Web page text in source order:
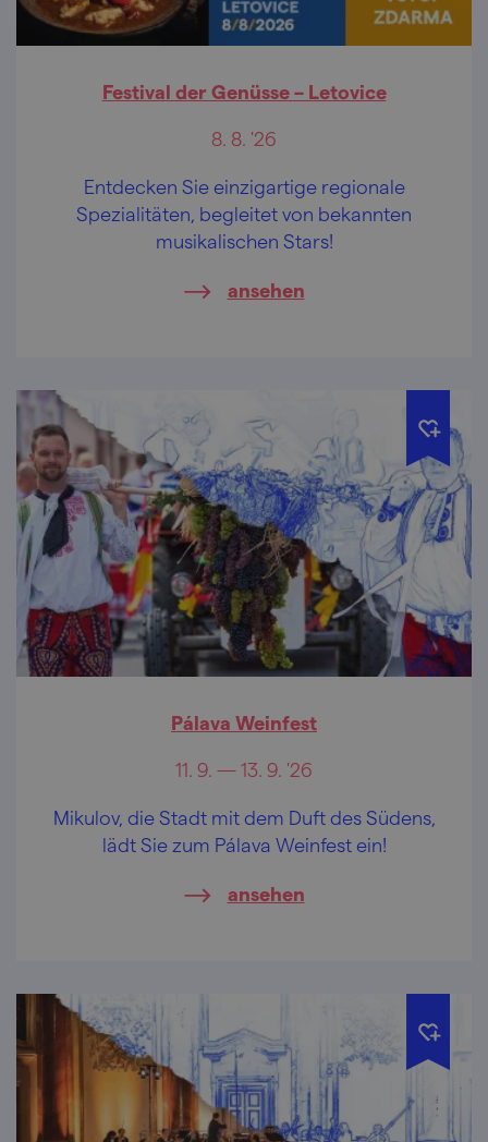
Festival der Genüsse – Letovice
8. 8. '26
Entdecken Sie einzigartige regionale
Spezialitäten, begleitet von bekannten
musikalischen Stars!
ansehen
Pálava Weinfest
11. 9. — 13. 9. '26
Mikulov, die Stadt mit dem Duft des Südens,
lädt Sie zum Pálava Weinfest ein!
ansehen